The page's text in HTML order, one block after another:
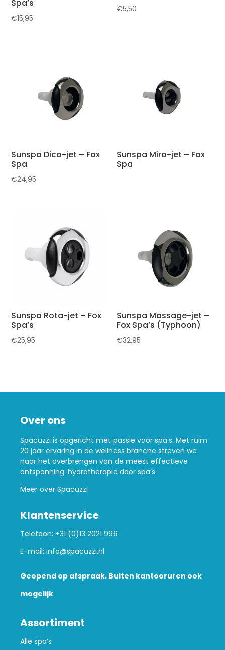
Spa’s
€15,95
€5,50
Sunspa Dico-jet – Fox
Spa
€24,95
Sunspa Miro-jet – Fox
Spa
Sunspa Rota-jet – Fox
Spa’s
€25,95
Sunspa Massage-jet –
Fox Spa’s (Typhoon)
€32,95
Over ons
Spacuzzi is opgericht met passie voor spa’s. Met ruim
20 jaar ervaring in de wellness branche streven we
naar het overbrengen van de meest effectieve
ontspanning: hydrotherapie door spa’s.
Meer over Spacuzzi
Klantenservice
Telefoon: +31 (0)13 2021 996
E-mail: info@spacuzzi.nl
Geopend op afspraak. Buiten kantooruren ook
mogelijk
Assortiment
Alle spa’s